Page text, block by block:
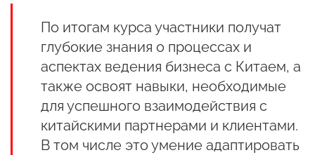
По итогам курса участники получат
глубокие знания о процессах и
аспектах ведения бизнеса с Китаем, а
также освоят навыки, необходимые
для успешного взаимодействия с
китайскими партнерами и клиентами.
В том числе это умение адаптировать